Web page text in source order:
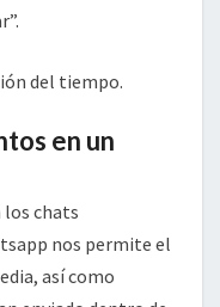
del tiempo.
en un
los chats
nos permite el
así como